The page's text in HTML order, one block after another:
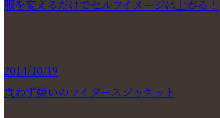
服を変えるだけでセルフイメージは上がる！
2014/10/19
食わず嫌いのライダースジャケット